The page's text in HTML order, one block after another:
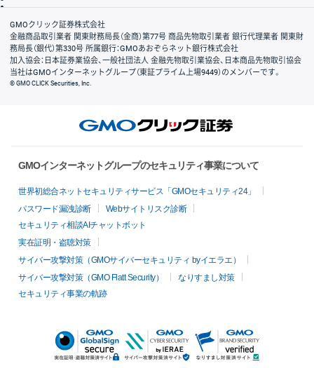
会社案内
GMOクリック証券株式会社
金融商品取引業者 関東財務局長（金商）第77号 商品先物取引業者 銀行代理業者 関東財
務局長（銀代）第330号 所属銀行：GMOあおぞらネット銀行株式会社
加入協会：日本証券業協会、一般社団法人 金融先物取引業協会、日本商品先物取引協会
当社はGMOインターネットグループ（東証プライム上場9449）のメンバーです。
© GMO CLICK Securities, Inc.
GMOインターネットグループのセキュリティ事業について
世界初総合ネットセキュリティサービス「GMOセキュリティ24」
パスワード漏洩診断
Webサイトリスク診断
セキュリティ相談AIチャットボット
実在証明・盗聴対策
サイバー攻撃対策（GMOサイバーセキュリティ byイエラエ）
サイバー攻撃対策（GMO Flatt Security）
なりすまし対策
セキュリティ事業の軌跡